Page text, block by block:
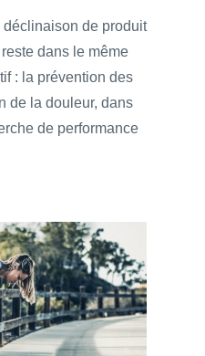
de produit
dans le même
: la prévention des
de la douleur, dans
de performance